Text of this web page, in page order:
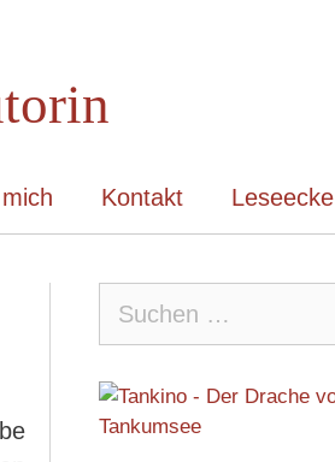
Kontakt Leseecke
nach: